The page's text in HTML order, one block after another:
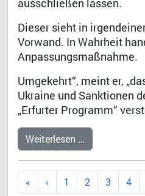
ausschließen lassen.
Dieser sieht in
Vorwand. In Wahrheit
Anpassungsmaßnahme.
Umgekehrt“, meint er,
Ukraine und Sanktionen
„Erfurter Programm“
Weiterlesen …
1 2 3 4